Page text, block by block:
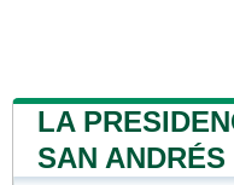
LA
SAN